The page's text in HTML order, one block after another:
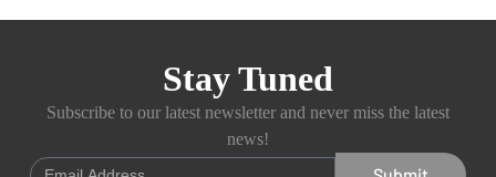
Stay Tuned
Subscribe to our latest newsletter and never miss the latest
news!